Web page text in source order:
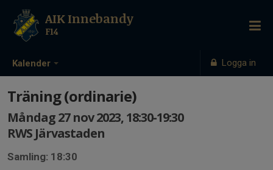
Kalender Logga in
AIK Innebandy
F14
Träning (ordinarie)
Måndag 27 nov 2023, 18:30-19:30
RWS Järvastaden
Samling: 18:30